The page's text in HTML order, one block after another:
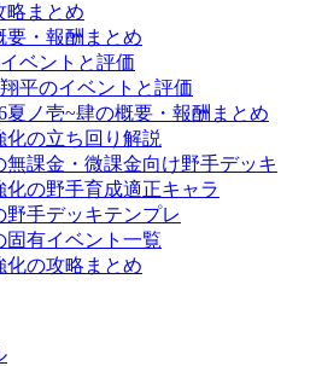
略まとめ
要・報酬まとめ
ベントと評価
平のイベントと評価
夏ノ壱~肆の概要・報酬まとめ
の立ち回り解説
課金・微課金向け野手デッキ
の野手育成適正キャラ
手デッキテンプレ
固有イベント一覧
化の攻略まとめ